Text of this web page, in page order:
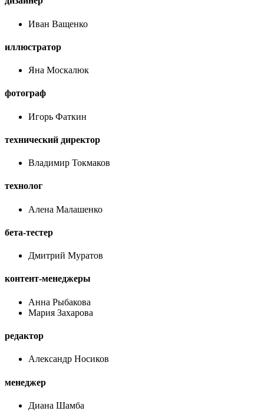
Иван Ващенко
иллюстратор
Яна Москалюк
фотограф
Игорь Фаткин
технический директор
Владимир Токмаков
технолог
Алена Малашенко
бета-тестер
Дмитрий Муратов
контент-менеджеры
Анна Рыбакова
Мария Захарова
редактор
Александр Носиков
менеджер
Диана Шамба